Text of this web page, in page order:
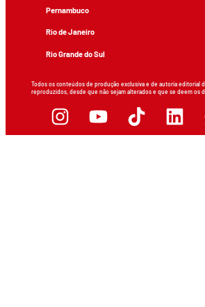
Pernambuco
Rio de Janeiro
Rio Grande do Sul
Todos os conteúdos de produção exclusiva e de autoria editorial
reproduzidos, desde que não sejam alterados e que se deem os